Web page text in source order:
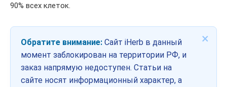
90% всех клеток.
×
Обратите внимание: Сайт iHerb в данный
момент заблокирован на территории РФ, и
заказ напрямую недоступен. Статьи на
сайте носят информационный характер, а